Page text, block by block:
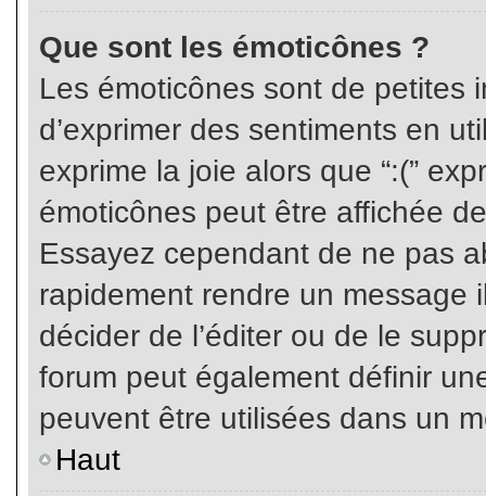
Que sont les émoticônes ?
Les émoticônes sont de petites
d’exprimer des sentiments en
exprime la joie alors que “:(”
émoticônes peut être affichée
Essayez cependant de ne pas
rapidement rendre un message
décider de l’éditer ou de le
forum peut également définir
peuvent être utilisées dans un
Haut